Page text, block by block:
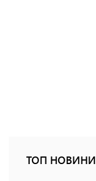
ТОП НОВИНИ